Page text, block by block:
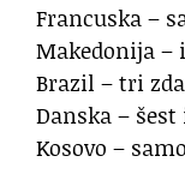
Francuska –
Makedonija –
Brazil – tri
Danska –
Kosovo –